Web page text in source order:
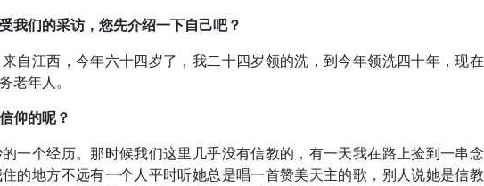
我们的采访，您先介绍一下自己吧？
来自江西，今年六十四岁了，我二十四岁领的洗，到今年领洗四十年，现在
老年人。
仰的呢？
的一个经历。那时候我们这里几乎没有信教的，有一天我在路上捡到一串念
的地方不远有一个人平时听她总是唱一首赞美天主的歌，别人说她是信教